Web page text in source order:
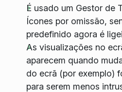
É usado um Gestor de
Ícones por omissão,
predefinido agora é
As visualizações no
aparecem quando
do ecrã (por exemplo)
para serem menos